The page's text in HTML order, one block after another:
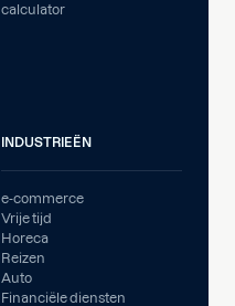
calculator
INDUSTRIEËN
e-commerce
Vrije tijd
Horeca
Reizen
Auto
Financiële diensten